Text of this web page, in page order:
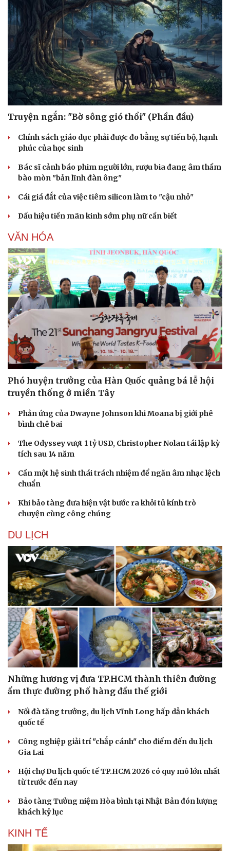
Du lịch
Tư vấn
check-in
Podcast
Cửa sổ tình yêu
Hạt giống tâm hồn
Truyện ngắn: "Bờ sông gió thổi" (Phần đầu)
Chính sách giáo dục phải được đo bằng sự tiến bộ, hạnh
phúc của học sinh
Bác sĩ cảnh báo phim người lớn, rượu bia đang âm thầm
bào mòn "bản lĩnh đàn ông"
Cái giá đắt của việc tiêm silicon làm to "cậu nhỏ"
Dấu hiệu tiền mãn kinh sớm phụ nữ cần biết
VĂN HÓA
Phó huyện trưởng của Hàn Quốc quảng bá lễ hội
truyền thống ở miền Tây
Phản ứng của Dwayne Johnson khi Moana bị giới phê
bình chê bai
The Odyssey vượt 1 tỷ USD, Christopher Nolan tái lập kỳ
tích sau 14 năm
Cần một hệ sinh thái trách nhiệm để ngăn âm nhạc lệch
chuẩn
Khi bảo tàng đưa hiện vật bước ra khỏi tủ kính trò
chuyện cùng công chúng
DU LỊCH
Những hương vị đưa TP.HCM thành thiên đường
ẩm thực đường phố hàng đầu thế giới
Nối đà tăng trưởng, du lịch Vĩnh Long hấp dẫn khách
quốc tế
Công nghiệp giải trí "chắp cánh" cho điểm đến du lịch
Gia Lai
Hội chợ Du lịch quốc tế TP.HCM 2026 có quy mô lớn nhất
từ trước đến nay
Bảo tàng Tưởng niệm Hòa bình tại Nhật Bản đón lượng
khách kỷ lục
KINH TẾ